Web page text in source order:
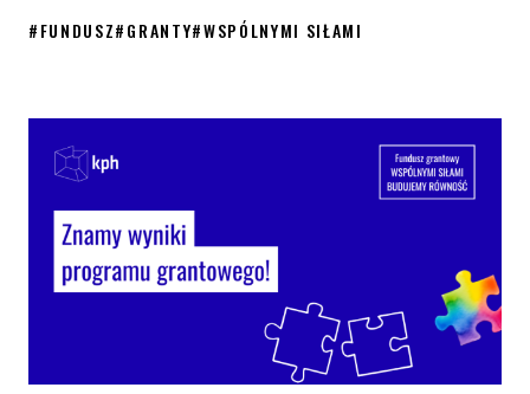
#FUNDUSZ#GRANTY#WSPÓLNYMI SIŁAMI